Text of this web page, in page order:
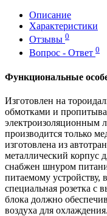
Описание
Характеристики
Отзывы 0
Вопрос - Ответ 0
Функциональные
Изготовлен на
обмотками и
электроизоляционным
производится только
изготовлена из
металлический корпус
снабжен шнуром
питаемому устройству,
специальная розетка с
блока должно
воздуха для охлаждения.